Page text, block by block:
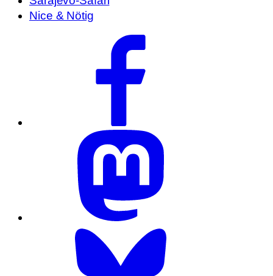
Nice & Nötig